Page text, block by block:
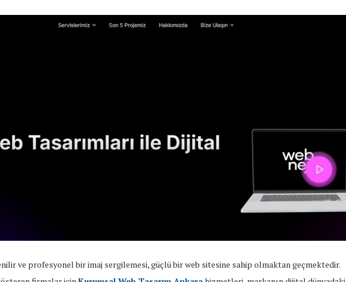
ve profesyonel bir imaj sergilemesi, güçlü bir web sitesine sahip olmaktan geçmektedir.